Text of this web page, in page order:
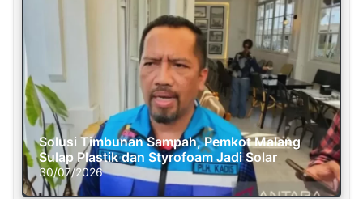
Solusi Timbunan Sampah, Pemkot Malang
Sulap Plastik dan Styrofoam Jadi Solar
30/07/2026